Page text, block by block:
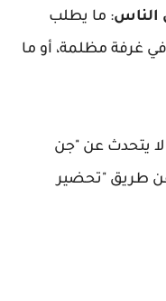
الناس: ما يطلب
غرفة مظلمة، أو ما
لا يتحدث عن "جن
طريق "تحضير